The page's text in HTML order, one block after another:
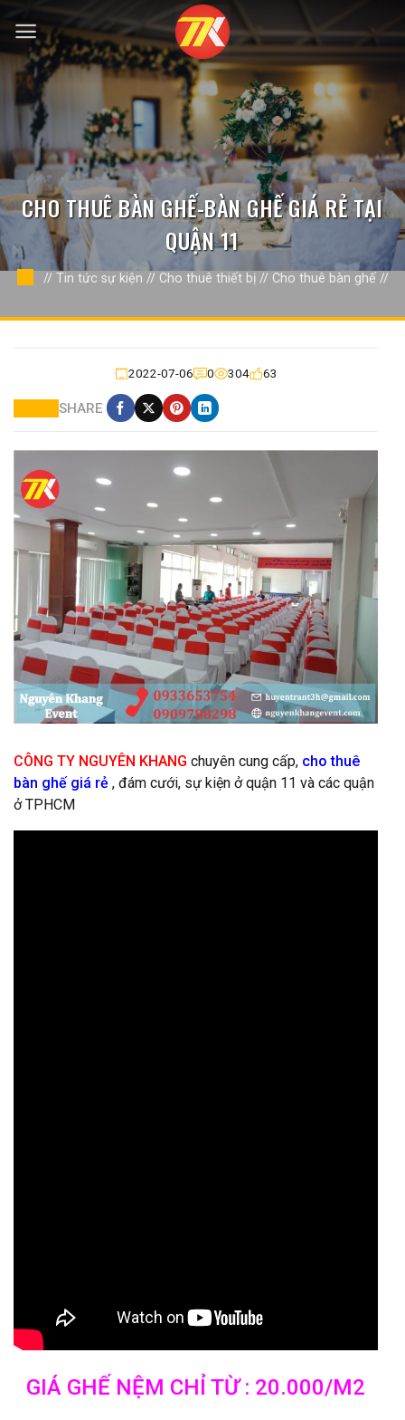
qua
nội
dung
CHO THUÊ BÀN GHẾ-BÀN GHẾ GIÁ RẺ TẠI
QUẬN 11
// Tin tức sự kiện // Cho thuê thiết bị// Cho thuê bàn ghế//
2022-07-06 0 304 63
SHARE
CÔNG TY NGUYÊN KHANG chuyên cung cấp, cho thuê
bàn ghế giá rẻ , đám cưới, sự kiện ở quận 11 và các quận
ở TPHCM
GIÁ GHẾ NỆM CHỈ TỪ : 20.000/M2